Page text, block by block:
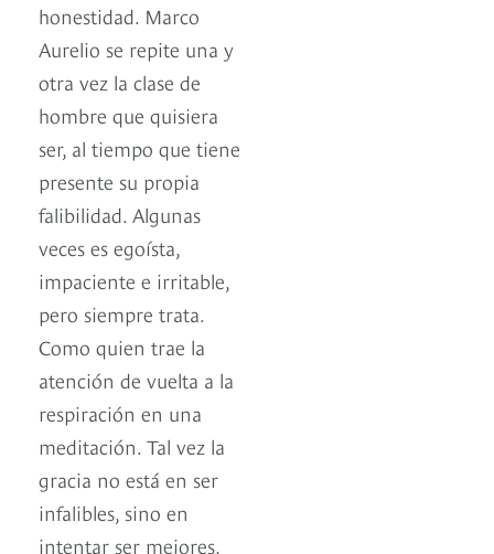
honestidad. Marco
Aurelio se repite una y
otra vez la clase de
hombre que quisiera
ser, al tiempo que tiene
presente su propia
falibilidad. Algunas
veces es egoísta,
impaciente e irritable,
pero siempre trata.
Como quien trae la
atención de vuelta a la
respiración en una
meditación. Tal vez la
gracia no está en ser
infalibles, sino en
intentar ser mejores,